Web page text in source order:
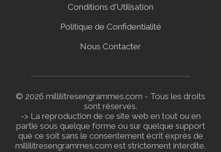
Conditions d'Utilisation
Politique de Confidentialité
Nous Contacter
© 2026 millilitresengrammes.com - Tous les droits
sont réservés.
-> La reproduction de ce site web en tout ou en
partie sous quelque forme ou sur quelque support
que ce soit sans le consentement écrit exprès de
millilitresengrammes.com est strictement interdite.